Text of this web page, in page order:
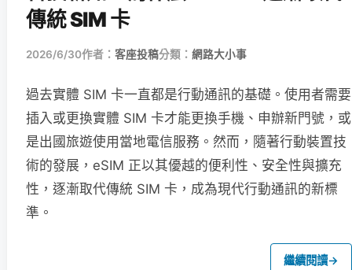
傳統 SIM 卡
2026/6/30作者： 客座投稿分類： 網路大小事
過去實體 SIM 卡一直都是行動通訊的基礎。使用者需要
插入或更換實體 SIM 卡才能更換手機、申辦新門號，或
是出國旅遊使用當地電信服務。然而，隨著行動裝置技
術的發展，eSIM 正以其優越的便利性、安全性與擴充
性，逐漸取代傳統 SIM 卡，成為現代行動通訊的新標
準。
繼續閱讀→